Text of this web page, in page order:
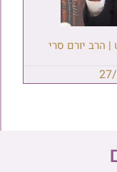
הרב יורם סרי